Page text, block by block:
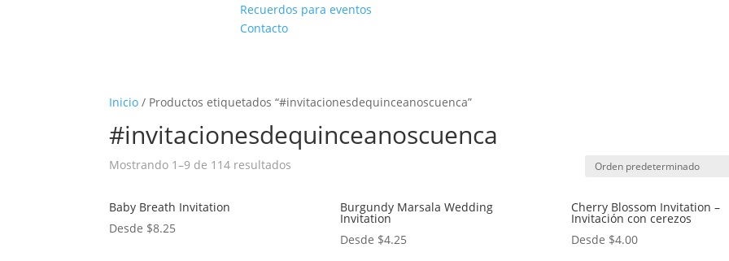
Recuerdos para eventos
Contacto
Inicio / Productos etiquetados “#invitacionesdequinceanoscuenca”
#invitacionesdequinceanoscuenca
Mostrando 1–9 de 114 resultados
Baby Breath Invitation
Desde $8.25
Burgundy Marsala Wedding
Invitation
Desde $4.25
Cherry Blossom Invitation –
Invitación con cerezos
Desde $4.00